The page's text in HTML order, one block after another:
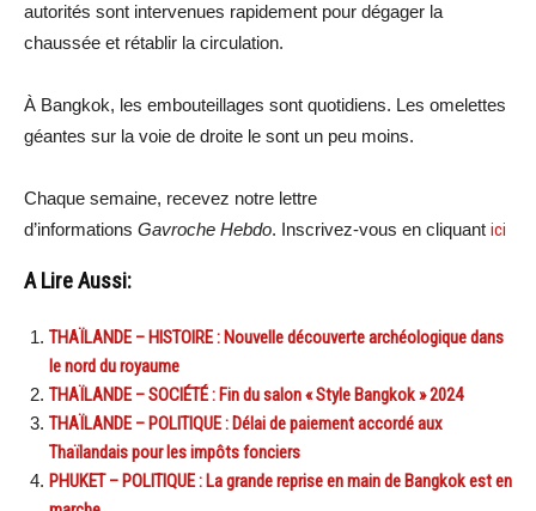
autorités sont intervenues rapidement pour dégager la
chaussée et rétablir la circulation.
À Bangkok, les embouteillages sont quotidiens. Les omelettes
géantes sur la voie de droite le sont un peu moins.
Chaque semaine, recevez notre lettre
d’informations Gavroche Hebdo. Inscrivez-vous en cliquant ici
A Lire Aussi:
THAÏLANDE – HISTOIRE : Nouvelle découverte archéologique dans
le nord du royaume
THAÏLANDE – SOCIÉTÉ : Fin du salon « Style Bangkok » 2024
THAÏLANDE – POLITIQUE : Délai de paiement accordé aux
Thaïlandais pour les impôts fonciers
PHUKET – POLITIQUE : La grande reprise en main de Bangkok est en